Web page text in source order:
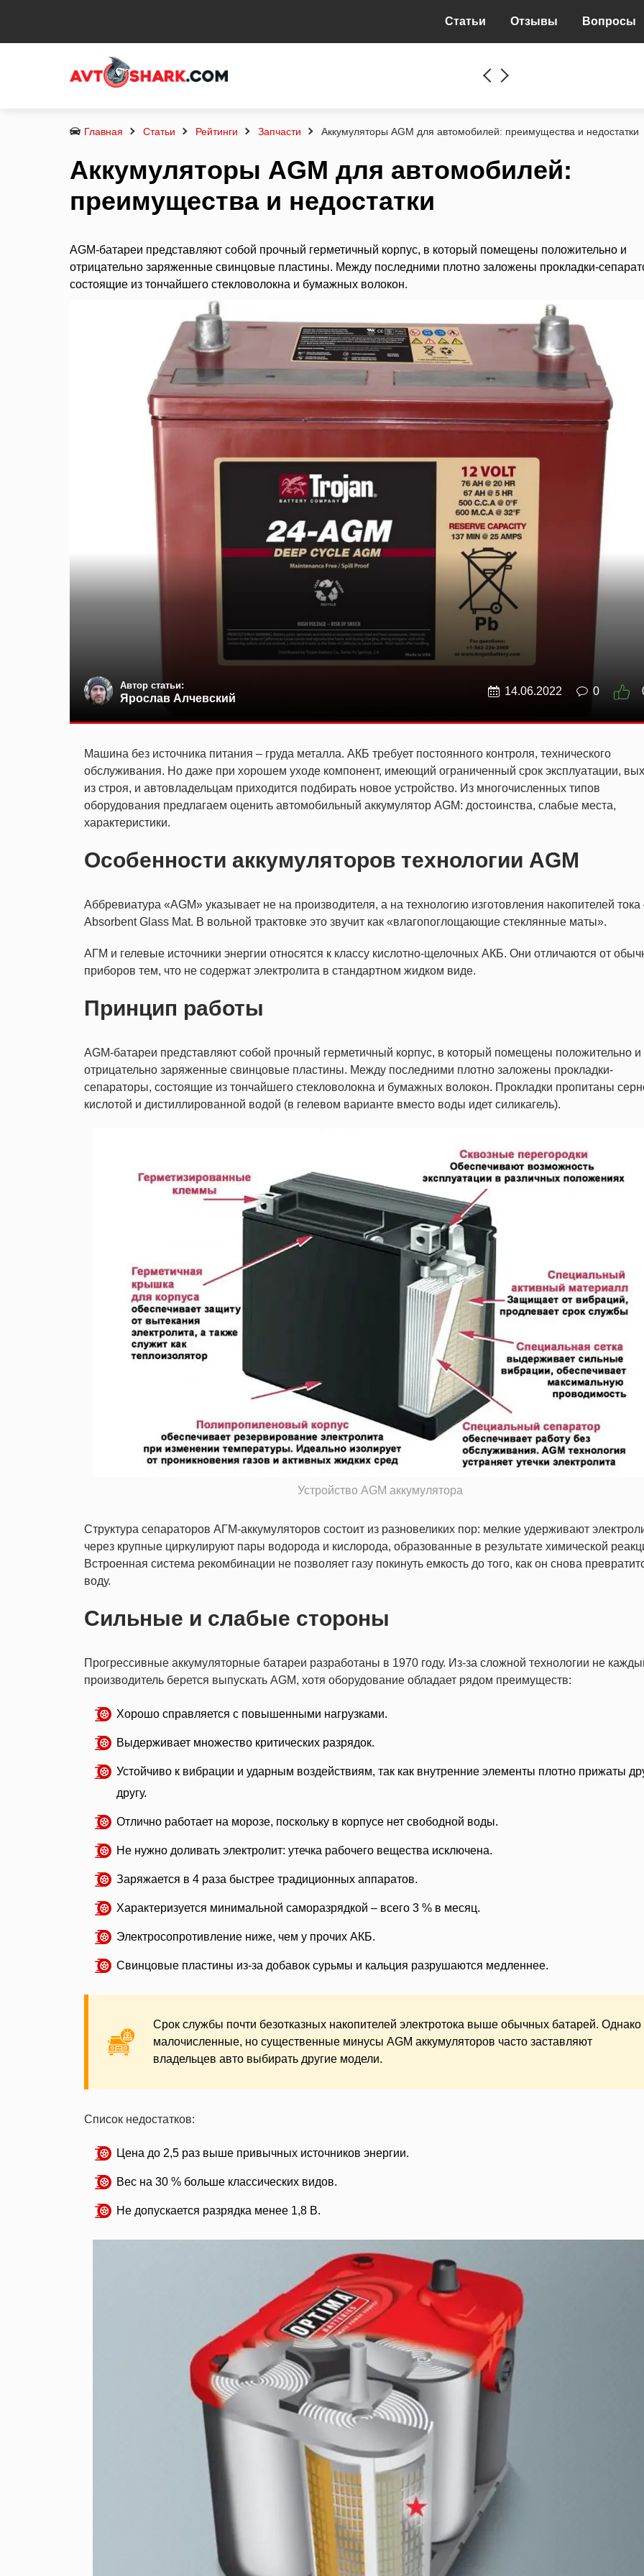
Статьи Отзывы Вопросы
Главная Статьи Рейтинги Запчасти Аккумуляторы AGM для автомобилей: преимущества и недостатки
Аккумуляторы AGM для автомобилей:
преимущества и недостатки
AGM-батареи представляют собой прочный герметичный корпус, в который помещены положительно и
отрицательно заряженные свинцовые пластины. Между последними плотно заложены прокладки-
состоящие из тончайшего стекловолокна и бумажных волокон.
Автор статьи:
Ярослав Алчевский
14.06.2022 0
Машина без источника питания – груда металла. АКБ требует постоянного контроля, технического
обслуживания. Но даже при хорошем уходе компонент, имеющий ограниченный срок эксплуатации,
из строя, и автовладельцам приходится подбирать новое устройство. Из многочисленных типов
оборудования предлагаем оценить автомобильный аккумулятор AGM: достоинства, слабые места,
характеристики.
Особенности аккумуляторов технологии AGM
Аббревиатура «AGM» указывает не на производителя, а на технологию изготовления накопителей тока
Absorbent Glass Mat. В вольной трактовке это звучит как «влагопоглощающие стеклянные маты».
АГМ и гелевые источники энергии относятся к классу кислотно-щелочных АКБ. Они отличаются от
приборов тем, что не содержат электролита в стандартном жидком виде.
Принцип работы
AGM-батареи представляют собой прочный герметичный корпус, в который помещены положительно и
отрицательно заряженные свинцовые пластины. Между последними плотно заложены прокладки-
сепараторы, состоящие из тончайшего стекловолокна и бумажных волокон. Прокладки пропитаны
кислотой и дистиллированной водой (в гелевом варианте вместо воды идет силикагель).
Устройство AGM аккумулятора
Структура сепараторов АГМ-аккумуляторов состоит из разновеликих пор: мелкие удерживают
через крупные циркулируют пары водорода и кислорода, образованные в результате химической
Встроенная система рекомбинации не позволяет газу покинуть емкость до того, как он снова
воду.
Сильные и слабые стороны
Прогрессивные аккумуляторные батареи разработаны в 1970 году. Из-за сложной технологии не
производитель берется выпускать AGM, хотя оборудование обладает рядом преимуществ:
Хорошо справляется с повышенными нагрузками.
Выдерживает множество критических разрядок.
Устойчиво к вибрации и ударным воздействиям, так как внутренние элементы плотно прижаты
другу.
Отлично работает на морозе, поскольку в корпусе нет свободной воды.
Не нужно доливать электролит: утечка рабочего вещества исключена.
Заряжается в 4 раза быстрее традиционных аппаратов.
Характеризуется минимальной саморазрядкой – всего 3 % в месяц.
Электросопротивление ниже, чем у прочих АКБ.
Свинцовые пластины из-за добавок сурьмы и кальция разрушаются медленнее.
Срок службы почти безотказных накопителей электротока выше обычных батарей. Однако
малочисленные, но существенные минусы AGM аккумуляторов часто заставляют
владельцев авто выбирать другие модели.
Список недостатков:
Цена до 2,5 раз выше привычных источников энергии.
Вес на 30 % больше классических видов.
Не допускается разрядка менее 1,8 В.